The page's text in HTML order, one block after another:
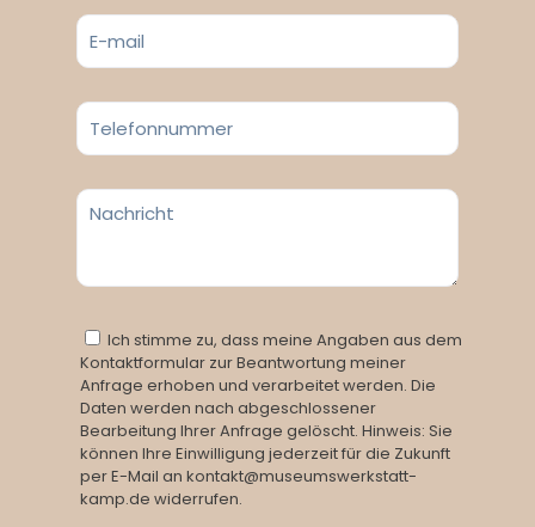
Ich stimme zu, dass meine Angaben aus dem
Kontaktformular zur Beantwortung meiner
Anfrage erhoben und verarbeitet werden. Die
Daten werden nach abgeschlossener
Bearbeitung Ihrer Anfrage gelöscht. Hinweis: Sie
können Ihre Einwilligung jederzeit für die Zukunft
per E-Mail an kontakt@museumswerkstatt-
kamp.de widerrufen.